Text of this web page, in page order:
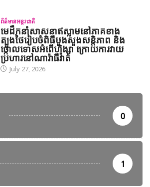
ព័ត៌មានអន្តរជាតិ
មេដឹកនាំសាសនាឥស្លាមនៅភាគខាង
ត្បូងថៃរៀបចំពិធីបួងសួងសន្តិភាព និង
ថ្កោលទោសអំពើហិង្សា ក្រោយការវាយ
ប្រហារនៅណារ៉ាធីវ៉ាត់
July 27, 2026
0
1